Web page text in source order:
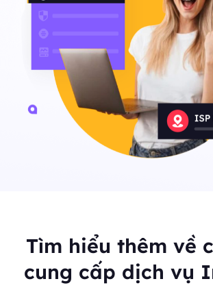
Tìm hiểu thêm về
cung cấp dịch vụ